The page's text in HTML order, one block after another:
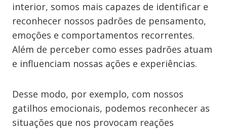
interior, somos mais capazes de identificar e
reconhecer nossos padrões de pensamento,
emoções e comportamentos recorrentes.
Além de perceber como esses padrões atuam
e influenciam nossas ações e experiências.
Desse modo, por exemplo, com nossos
gatilhos emocionais, podemos reconhecer as
situações que nos provocam reações